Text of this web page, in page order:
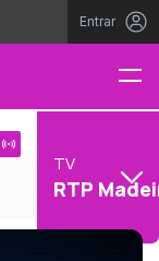
Entrar
TV
RTP